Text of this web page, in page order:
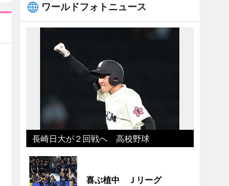
ワールドフォトニュース
長崎日大が２回戦へ 高校野球
喜ぶ植中 Ｊリーグ